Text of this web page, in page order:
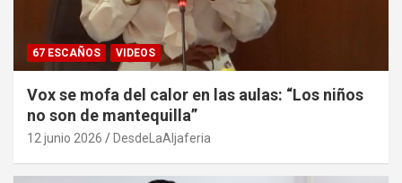
67 ESCAÑOS VIDEOS
Vox se mofa del calor en las aulas: “Los niños
no son de mantequilla”
12 junio 2026 DesdeLaAljaferia